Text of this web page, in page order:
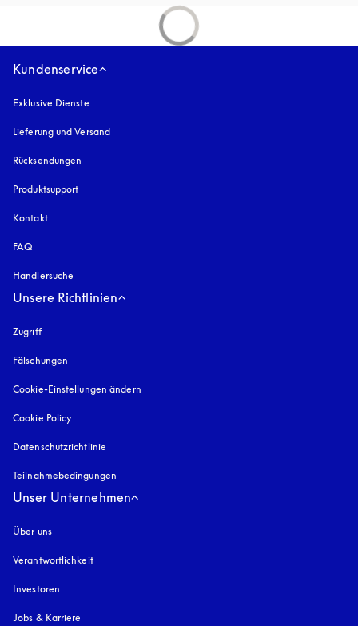
Kundenservice
Exklusive Dienste
Lieferung und Versand
Rücksendungen
Produktsupport
Kontakt
FAQ
Händlersuche
Unsere Richtlinien
Zugrifföffnet sich in einem neuen Tab
Fälschungen
Cookie-Einstellungen ändern
Cookie Policy
Datenschutzrichtlinie
Teilnahmebedingungen
Unser Unternehmen
Über uns
Verantwortlichkeit
Investoren
Jobs & Karriere